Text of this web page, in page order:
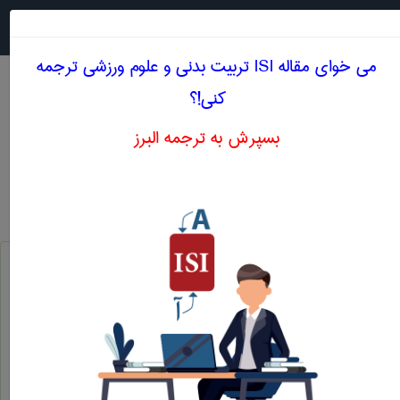
معادل انگلیسی انحراف مطلق
تربيت بدنی و علوم ورزشی
انحراف مطلق
می خوای مقاله ISI تربيت بدنی و علوم ورزشی ترجمه
کنی!؟
بسپرش به ترجمه البرز